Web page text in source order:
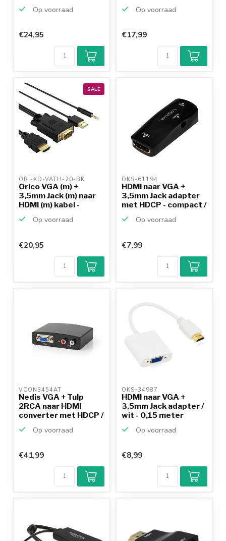
Op voorraad
€24,95
Op voorraad
€17,99
SALE
ORI-XD-VATH-20-BK
Orico VGA (m) +
3,5mm Jack (m) naar
HDMI (m) kabel -
Op voorraad
€20,95
OKS-61194
HDMI naar VGA +
3,5mm Jack adapter
met HDCP - compact /
Op voorraad
9,2/10
Achteraf
betalen mogelijk
€7,99
VCON3454AT
Nedis VGA + Tulp
2RCA naar HDMI
converter met HDCP /
Op voorraad
€41,99
OKS-34987
HDMI naar VGA +
3,5mm Jack adapter /
wit - 0,15 meter
Op voorraad
€8,99